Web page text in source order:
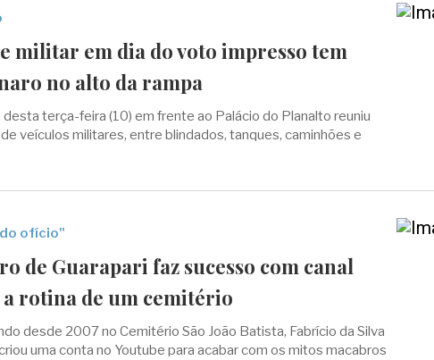
militar em dia do voto impresso tem
no alto da rampa
terça-feira (10) em frente ao Palácio do Planalto reuniu
veículos militares, entre blindados, tanques, caminhões e
ofício"
de Guarapari faz sucesso com canal
a rotina de um cemitério
desde 2007 no Cemitério São João Batista, Fabrício da Silva
uma conta no Youtube para acabar com os mitos macabros